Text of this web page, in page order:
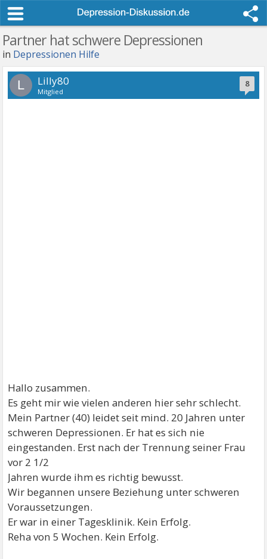
Partner hat schwere Depressionen
in Depressionen Hilfe
8
L Lilly80
Mitglied
Hallo zusammen.
Es geht mir wie vielen anderen hier sehr schlecht.
Mein Partner (40) leidet seit mind. 20 Jahren unter
schweren Depressionen. Er hat es sich nie
eingestanden. Erst nach der Trennung seiner Frau
vor 2 1/2
Jahren wurde ihm es richtig bewusst.
Wir begannen unsere Beziehung unter schweren
Voraussetzungen.
Er war in einer Tagesklinik. Kein Erfolg.
Reha von 5 Wochen. Kein Erfolg.